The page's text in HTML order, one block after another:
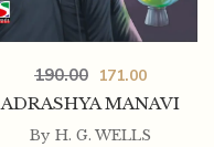
ADRASHYA MANAVI
190.00 171.00
By H. G. WELLS